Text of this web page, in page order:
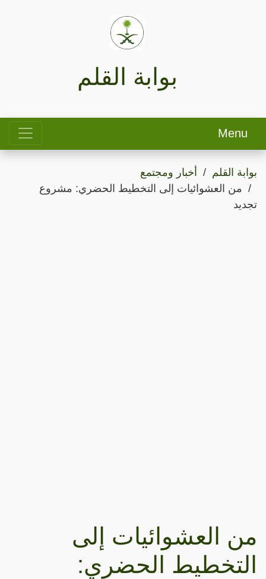
بوابة القلم
Menu
بوابة القلم
أخبار ومجتمع
من العشوائيات إلى التخطيط الحضري: مشروع
تجديد
من العشوائيات إلى
التخطيط الحضري: